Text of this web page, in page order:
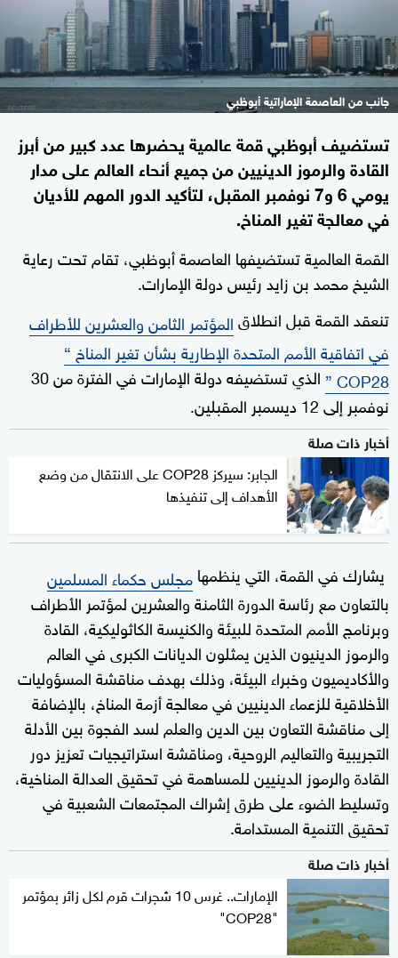
جانب من العاصمة الإماراتية أبوظبي
تستضيف أبوظبي قمة عالمية يحضرها عدد كبير من أبرز
القادة والرموز الدينيين من جميع أنحاء العالم على مدار
يومي 6 و7 نوفمبر المقبل، لتأكيد الدور المهم للأديان
في معالجة تغير المناخ.
القمة العالمية تستضيفها العاصمة أبوظبي، تقام تحت رعاية
الشيخ محمد بن زايد رئيس دولة الإمارات.
تنعقد القمة قبل انطلاقالمؤتمر الثامن والعشرين للأطراف
في اتفاقية الأمم المتحدة الإطارية بشأن تغير المناخ “
COP28 ”
الذي تستضيفه دولة الإمارات في الفترة من 30
نوفمبر إلى 12 ديسمبر المقبلين.
أخبار ذات صلة
الجابر: سيركز COP28 على الانتقال من وضع
الأهداف إلى تنفيذها
يشارك في القمة، التي ينظمهامجلس حكماء المسلمين
بالتعاون مع رئاسة الدورة الثامنة والعشرين لمؤتمر الأطراف
وبرنامج الأمم المتحدة للبيئة والكنيسة الكاثوليكية، القادة
والرموز الدينيون الذين يمثلون الديانات الكبرى في العالم
والأكاديميون وخبراء البيئة، وذلك بهدف مناقشة المسؤوليات
الأخلاقية للزعماء الدينيين في معالجة أزمة المناخ، بالإضافة
إلى مناقشة التعاون بين الدين والعلم لسد الفجوة بين الأدلة
التجريبية والتعاليم الروحية، ومناقشة استراتيجيات تعزيز دور
القادة والرموز الدينيين للمساهمة في تحقيق العدالة المناخية،
وتسليط الضوء على طرق إشراك المجتمعات الشعبية في
تحقيق التنمية المستدامة.
أخبار ذات صلة
الإمارات.. غرس 10 شجرات قرم لكل زائر بمؤتمر
"COP28"